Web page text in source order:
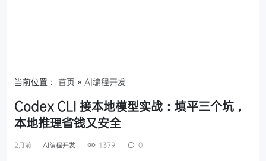
当前位置： 首页 » AI编程开发
Codex CLI 接本地模型实战：填平三个坑，
本地推理省钱又安全
2月前 AI编程开发 1379 0